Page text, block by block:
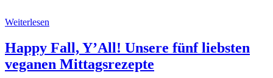
Weiterlesen
Happy Fall, Y’All! Unsere fünf liebsten
veganen Mittagsrezepte